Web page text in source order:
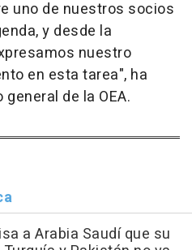
uno de nuestros socios
y desde la
nuestro
en esta tarea", ha
de la OEA.
a Arabia Saudí que su